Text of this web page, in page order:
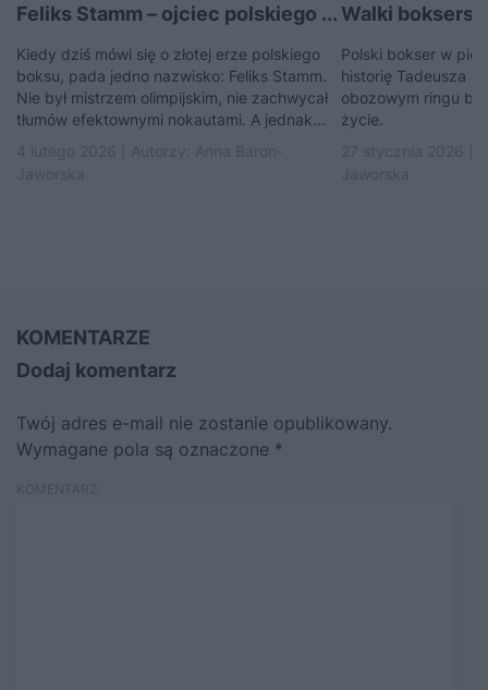
Feliks Stamm – ojciec polskiego ...
Kiedy dziś mówi się o złotej erze polskiego
boksu, pada jedno nazwisko: Feliks Stamm.
Nie był mistrzem olimpijskim, nie zachwycał
tłumów efektownymi nokautami. A jednak...
Walki
Polski bokser w
historię Tadeusza
obozowym ringu bił
życie.
KOMENTARZE
Dodaj komentarz
Twój adres e-mail nie zostanie opublikowany.
Wymagane pola są oznaczone *